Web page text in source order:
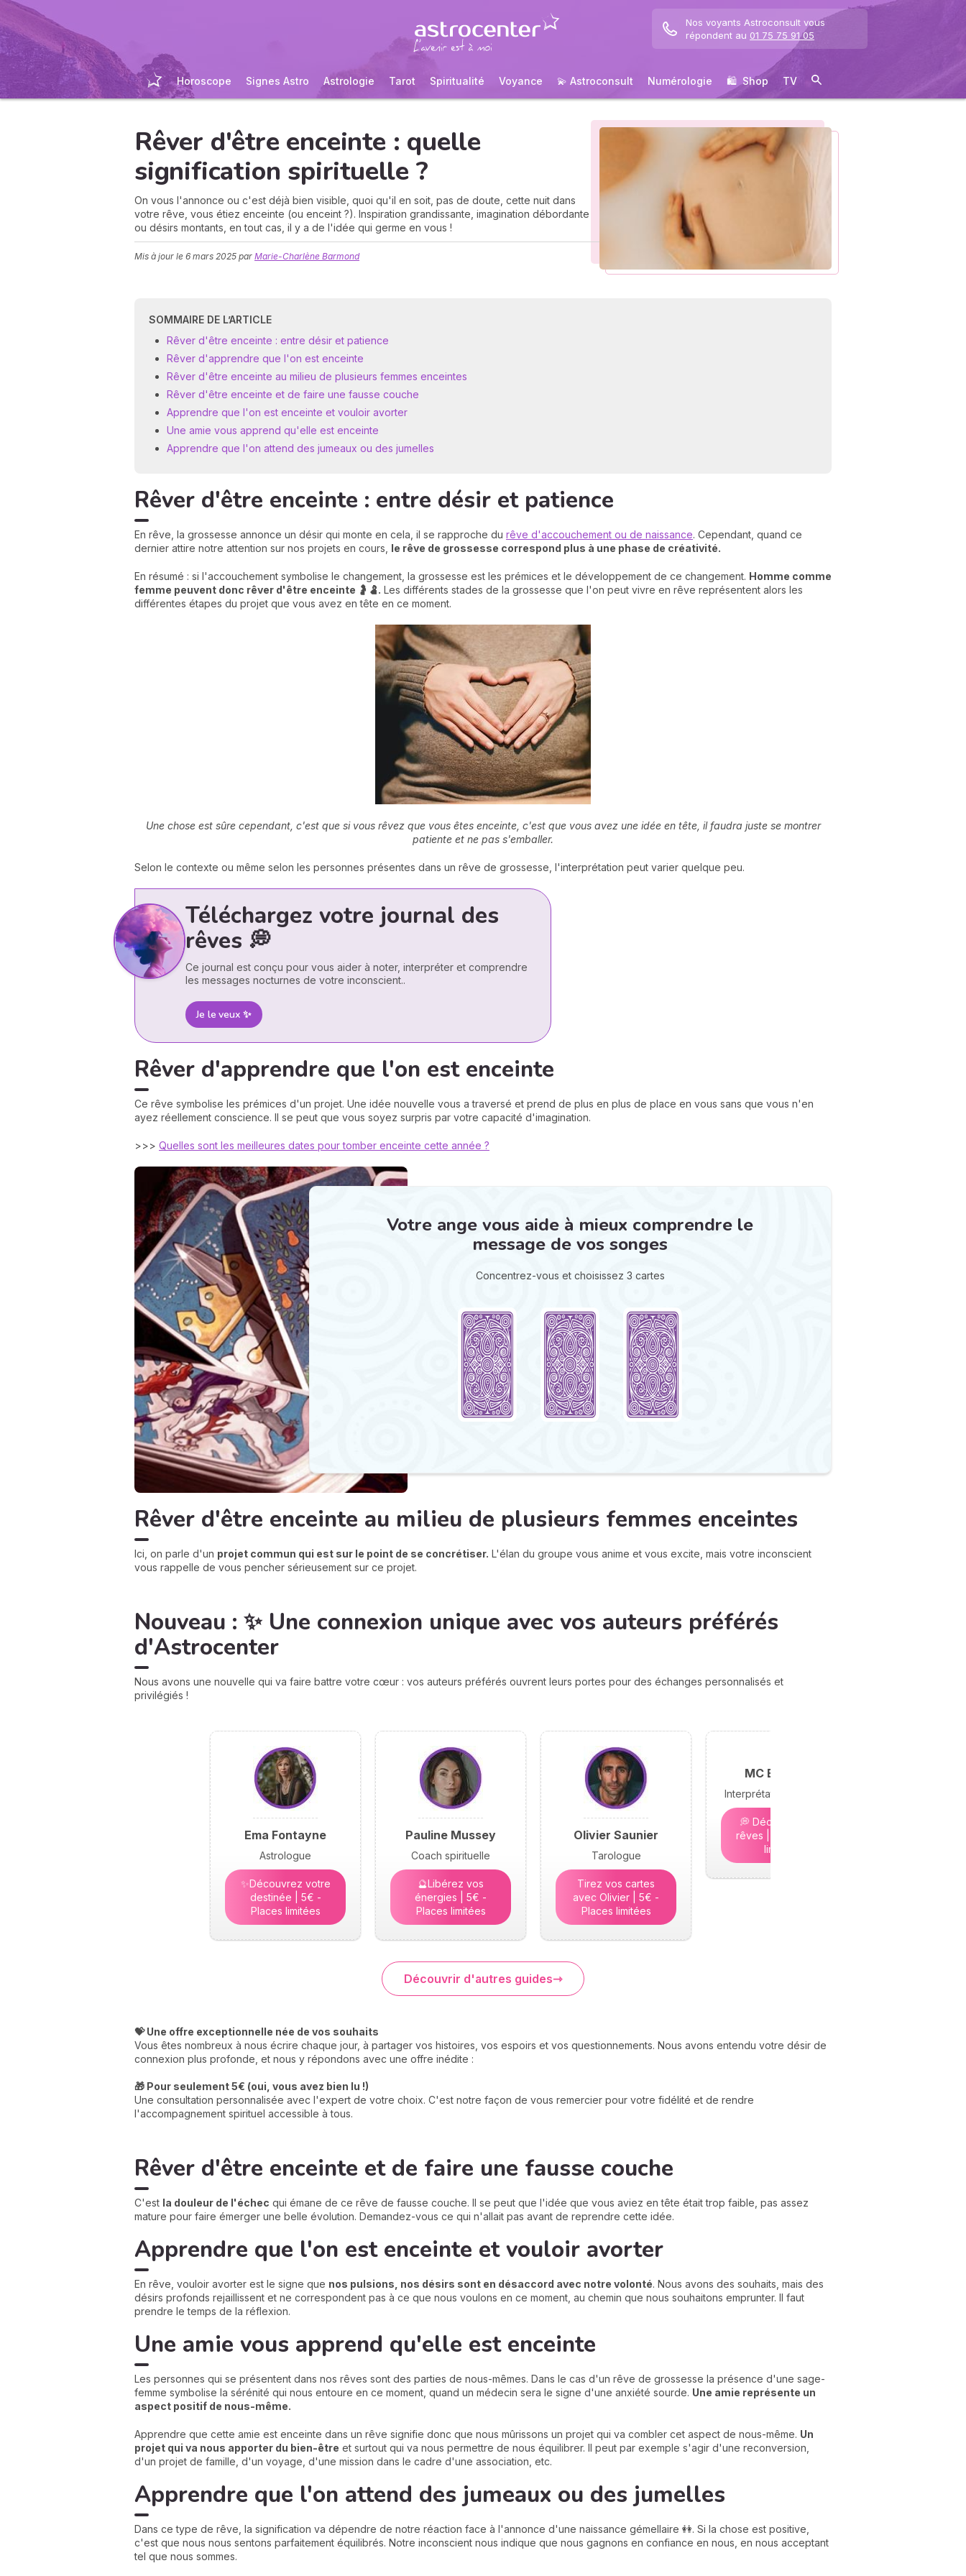
Nos voyants Astroconsult vous
répondent au 01 75 75 91 05
Horoscope Signes Astro Astrologie Tarot Spiritualité Voyance 💫 Astroconsult Numérologie 🛍 ️ Shop TV
Rêver d'être enceinte : quelle
signification spirituelle ?
On vous l'annonce ou c'est déjà bien visible, quoi qu'il en soit, pas de doute, cette nuit dans
votre rêve, vous étiez enceinte (ou enceint ?). Inspiration grandissante, imagination débordante
ou désirs montants, en tout cas, il y a de l'idée qui germe en vous !
Mis à jour le 6 mars 2025 par Marie-Charlène Barmond
SOMMAIRE DE L’ARTICLE
Rêver d'être enceinte : entre désir et patience
Rêver d'apprendre que l'on est enceinte
Rêver d'être enceinte au milieu de plusieurs femmes enceintes
Rêver d'être enceinte et de faire une fausse couche
Apprendre que l'on est enceinte et vouloir avorter
Une amie vous apprend qu'elle est enceinte
Apprendre que l'on attend des jumeaux ou des jumelles
Rêver d'être enceinte : entre désir et patience
En rêve, la grossesse annonce un désir qui monte en cela, il se rapproche du rêve d'accouchement ou de naissance. Cependant, quand ce
dernier attire notre attention sur nos projets en cours, le rêve de grossesse correspond plus à une phase de créativité.
En résumé : si l'accouchement symbolise le changement, la grossesse est les prémices et le développement de ce changement. Homme comme
femme peuvent donc rêver d'être enceinte 🤰🫃. Les différents stades de la grossesse que l'on peut vivre en rêve représentent alors les
différentes étapes du projet que vous avez en tête en ce moment.
Une chose est sûre cependant, c'est que si vous rêvez que vous êtes enceinte, c'est que vous avez une idée en tête, il faudra juste se montrer
patiente et ne pas s'emballer.
Selon le contexte ou même selon les personnes présentes dans un rêve de grossesse, l'interprétation peut varier quelque peu.
Téléchargez votre journal des
rêves 💭
Ce journal est conçu pour vous aider à noter, interpréter et comprendre
les messages nocturnes de votre inconscient..
Je le veux ✨
Rêver d'apprendre que l'on est enceinte
Ce rêve symbolise les prémices d'un projet. Une idée nouvelle vous a traversé et prend de plus en plus de place en vous sans que vous n'en
ayez réellement conscience. Il se peut que vous soyez surpris par votre capacité d'imagination.
>>> Quelles sont les meilleures dates pour tomber enceinte cette année ?
Votre ange vous aide à mieux comprendre le
message de vos songes
Concentrez-vous et choisissez 3 cartes
Rêver d'être enceinte au milieu de plusieurs femmes enceintes
Ici, on parle d'un projet commun qui est sur le point de se concrétiser. L'élan du groupe vous anime et vous excite, mais votre inconscient
vous rappelle de vous pencher sérieusement sur ce projet.
Nouveau : ✨ Une connexion unique avec vos auteurs préférés
d'Astrocenter
Nous avons une nouvelle qui va faire battre votre cœur : vos auteurs préférés ouvrent leurs portes pour des échanges personnalisés et
privilégiés !
Ema Fontayne
Astrologue
✨Découvrez votre
destinée | 5€ -
Places limitées
Pauline Mussey
Coach spirituelle
🔮Libérez vos
énergies | 5€ -
Places limitées
Olivier Saunier
Tarologue
Tirez vos cartes
avec Olivier | 5€ -
Places limitées
MC Bramond
Interprétation des rêves
💭 Décryptez vos
rêves | 5€ - Places
limitées
Découvrir d'autres guides
💝 Une offre exceptionnelle née de vos souhaits
Vous êtes nombreux à nous écrire chaque jour, à partager vos histoires, vos espoirs et vos questionnements. Nous avons entendu votre désir de
connexion plus profonde, et nous y répondons avec une offre inédite :
🎁 Pour seulement 5€ (oui, vous avez bien lu !)
Une consultation personnalisée avec l'expert de votre choix. C'est notre façon de vous remercier pour votre fidélité et de rendre
l'accompagnement spirituel accessible à tous.
Rêver d'être enceinte et de faire une fausse couche
C'est la douleur de l'échec qui émane de ce rêve de fausse couche. Il se peut que l'idée que vous aviez en tête était trop faible, pas assez
mature pour faire émerger une belle évolution. Demandez-vous ce qui n'allait pas avant de reprendre cette idée.
Apprendre que l'on est enceinte et vouloir avorter
En rêve, vouloir avorter est le signe que nos pulsions, nos désirs sont en désaccord avec notre volonté. Nous avons des souhaits, mais des
désirs profonds rejaillissent et ne correspondent pas à ce que nous voulons en ce moment, au chemin que nous souhaitons emprunter. Il faut
prendre le temps de la réflexion.
Une amie vous apprend qu'elle est enceinte
Les personnes qui se présentent dans nos rêves sont des parties de nous-mêmes. Dans le cas d'un rêve de grossesse la présence d'une sage-
femme symbolise la sérénité qui nous entoure en ce moment, quand un médecin sera le signe d'une anxiété sourde. Une amie représente un
aspect positif de nous-même.
Apprendre que cette amie est enceinte dans un rêve signifie donc que nous mûrissons un projet qui va combler cet aspect de nous-même. Un
projet qui va nous apporter du bien-être et surtout qui va nous permettre de nous équilibrer. Il peut par exemple s'agir d'une reconversion,
d'un projet de famille, d'un voyage, d'une mission dans le cadre d'une association, etc.
Apprendre que l'on attend des jumeaux ou des jumelles
Dans ce type de rêve, la signification va dépendre de notre réaction face à l'annonce d'une naissance gémellaire 👭. Si la chose est positive,
c'est que nous nous sentons parfaitement équilibrés. Notre inconscient nous indique que nous gagnons en confiance en nous, en nous acceptant
tel que nous sommes.